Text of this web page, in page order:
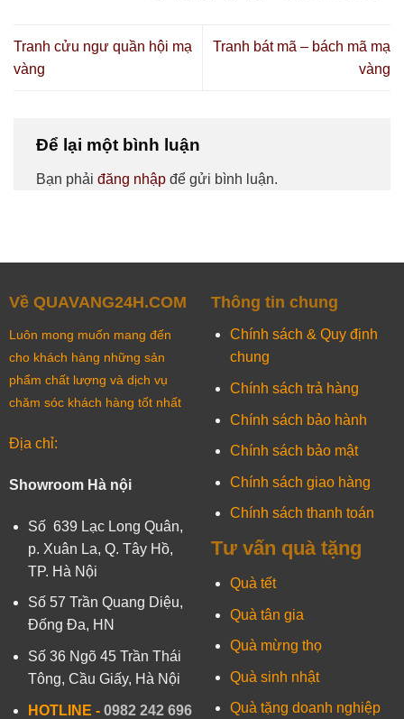
Tranh cửu ngư quần hội mạ
vàng
Tranh bát mã – bách mã mạ
vàng
Để lại một bình luận
Bạn phải đăng nhập để gửi bình luận.
Về QUAVANG24H.COM
Luôn mong muốn mang đến
cho khách hàng những sản
phẩm chất lượng và dịch vụ
chăm sóc khách hàng tốt nhất
Địa chỉ:
Showroom Hà nội
Số 639 Lạc Long Quân,
p. Xuân La, Q. Tây Hồ,
TP. Hà Nội
Số 57 Trần Quang Diệu,
Đống Đa, HN
Số 36 Ngõ 45 Trần Thái
Tông, Cầu Giấy, Hà Nội
HOTLINE - 0982 242 696
Thông tin chung
Chính sách & Quy định
chung
Chính sách trả hàng
Chính sách bảo hành
Chính sách bảo mật
Chính sách giao hàng
Chính sách thanh toán
Tư vấn quà tặng
Quà tết
Quà tân gia
Quà mừng thọ
Quà sinh nhật
Quà tặng doanh nghiệp